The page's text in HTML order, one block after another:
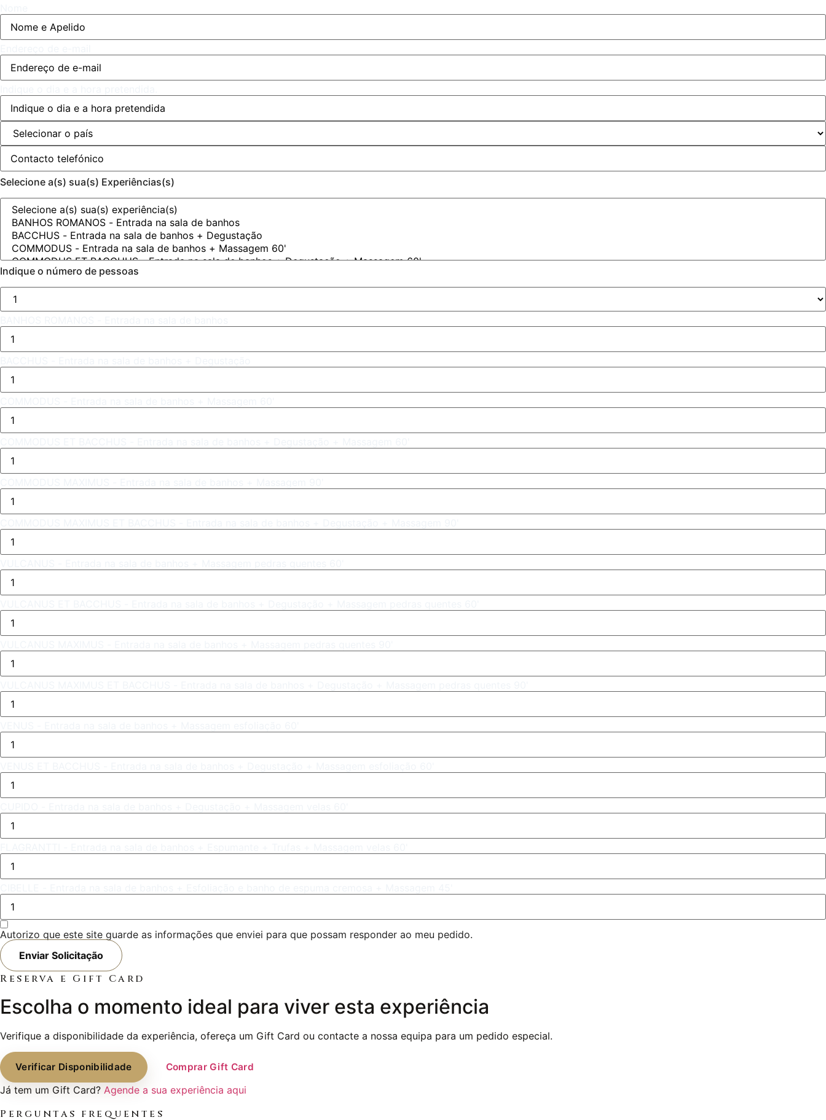
Selecione a(s) sua(s) Experiências(s)
Indique o número de pessoas
Autorizo que este site guarde as informações que enviei para que possam responder ao meu pedido.
Enviar Solicitação
Reserva e Gift Card
Escolha o momento ideal para viver esta experiência
Verifique a disponibilidade da experiência, ofereça um Gift Card ou contacte a nossa equipa para um pedido especial.
Verificar Disponibilidade Comprar Gift Card
Já tem um Gift Card? Agende a sua experiência aqui
Perguntas frequentes